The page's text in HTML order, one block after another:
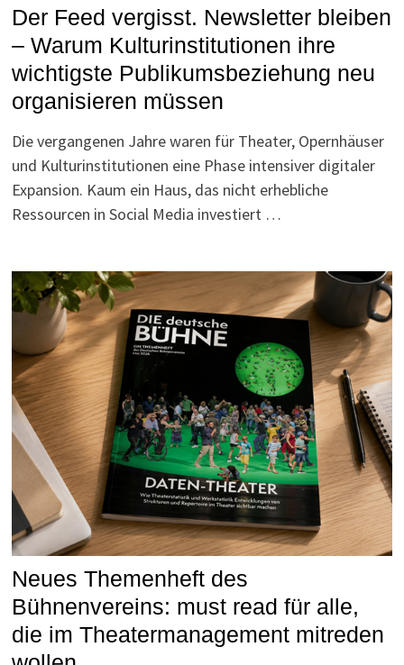
Der Feed vergisst. Newsletter bleiben
– Warum Kulturinstitutionen ihre
wichtigste Publikumsbeziehung neu
organisieren müssen
Die vergangenen Jahre waren für Theater, Opernhäuser
und Kulturinstitutionen eine Phase intensiver digitaler
Expansion. Kaum ein Haus, das nicht erhebliche
Ressourcen in Social Media investiert …
Neues Themenheft des
Bühnenvereins: must read für alle,
die im Theatermanagement mitreden